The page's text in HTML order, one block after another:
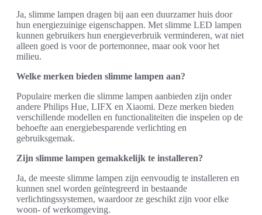
Ja, slimme lampen dragen bij aan een duurzamer huis door
hun energiezuinige eigenschappen. Met slimme LED lampen
kunnen gebruikers hun energieverbruik verminderen, wat niet
alleen goed is voor de portemonnee, maar ook voor het
milieu.
Welke merken bieden slimme lampen aan?
Populaire merken die slimme lampen aanbieden zijn onder
andere Philips Hue, LIFX en Xiaomi. Deze merken bieden
verschillende modellen en functionaliteiten die inspelen op de
behoefte aan energiebesparende verlichting en
gebruiksgemak.
Zijn slimme lampen gemakkelijk te installeren?
Ja, de meeste slimme lampen zijn eenvoudig te installeren en
kunnen snel worden geïntegreerd in bestaande
verlichtingssystemen, waardoor ze geschikt zijn voor elke
woon- of werkomgeving.